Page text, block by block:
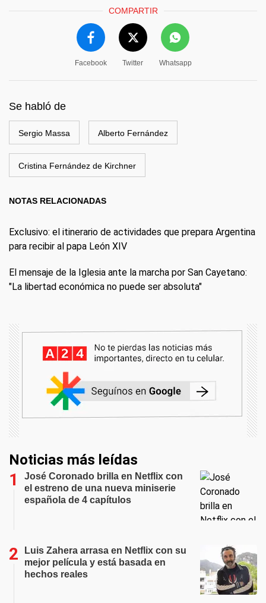
COMPARTIR
Facebook Twitter Whatsapp
Se habló de
Sergio Massa Alberto Fernández
Cristina Fernández de Kirchner
NOTAS RELACIONADAS
Exclusivo: el itinerario de actividades que prepara Argentina
para recibir al papa León XIV
El mensaje de la Iglesia ante la marcha por San Cayetano:
"La libertad económica no puede ser absoluta"
Noticias más leídas
José Coronado brilla en Netflix con
el estreno de una nueva miniserie
española de 4 capítulos
Luis Zahera arrasa en Netflix con su
mejor película y está basada en
hechos reales